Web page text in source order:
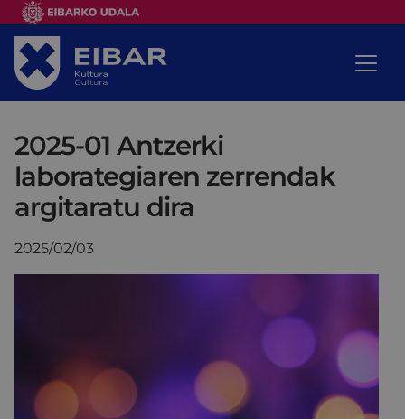
2025-01 Antzerki
laborategiaren zerrendak
argitaratu dira
2025/02/03